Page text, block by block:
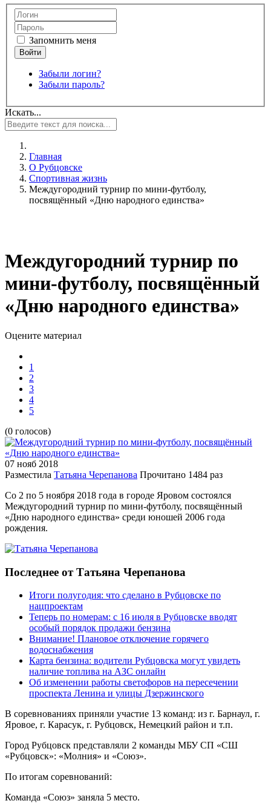
Запомнить меня
Забыли логин?
Забыли пароль?
Искать...
Главная
О Рубцовске
Спортивная жизнь
Междугородний турнир по мини-футболу,
посвящённый «Дню народного единства»
Междугородний турнир по
мини-футболу, посвящённый
«Дню народного единства»
Оцените материал
1
2
3
4
5
(0 голосов)
07 нояб 2018
Разместила Татьяна Черепанова Прочитано 1484 раз
Со 2 по 5 ноября 2018 года в городе Яровом состоялся
Междугородний турнир по мини-футболу, посвящённый
«Дню народного единства» среди юношей 2006 года
рождения.
Последнее от Татьяна Черепанова
Итоги полугодия: что сделано в Рубцовске по
нацпроектам
Теперь по номерам: с 16 июля в Рубцовске вводят
особый порядок продажи бензина
Внимание! Плановое отключение горячего
водоснабжения
Карта бензина: водители Рубцовска могут увидеть
наличие топлива на АЗС онлайн
Об изменении работы светофоров на пересечении
проспекта Ленина и улицы Дзержинского
В соревнованиях приняли участие 13 команд: из г. Барнаул, г.
Яровое, г. Карасук, г. Рубцовск, Немецкий район и т.п.
Город Рубцовск представляли 2 команды МБУ СП «СШ
«Рубцовск»: «Молния» и «Союз».
По итогам соревнований:
Команда «Союз» заняла 5 место.